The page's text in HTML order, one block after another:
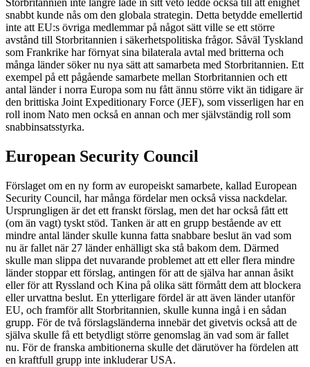
snabbt kunde nås om den globala strategin. Detta betydde emellertid
inte att EU:s övriga medlemmar på något sätt ville se ett större
avstånd till Storbritannien i säkerhetspolitiska frågor. Såväl Tyskland
som Frankrike har förnyat sina bilaterala avtal med britterna och
många länder söker nu nya sätt att samarbeta med Storbritannien. Ett
exempel på ett pågående samarbete mellan Storbritannien och ett
antal länder i norra Europa som nu fått ännu större vikt än tidigare är
den brittiska Joint Expeditionary Force (JEF), som visserligen har en
roll inom Nato men också en annan och mer självständig roll som
snabbinsatsstyrka.
European Security Council
Förslaget om en ny form av europeiskt samarbete, kallad European
Security Council, har många fördelar men också vissa nackdelar.
Ursprungligen är det ett franskt förslag, men det har också fått ett
(om än vagt) tyskt stöd. Tanken är att en grupp bestående av ett
mindre antal länder skulle kunna fatta snabbare beslut än vad som
nu är fallet när 27 länder enhälligt ska stå bakom dem. Därmed
skulle man slippa det nuvarande problemet att ett eller flera mindre
länder stoppar ett förslag, antingen för att de själva har annan åsikt
eller för att Ryssland och Kina på olika sätt förmått dem att blockera
eller urvattna beslut. En ytterligare fördel är att även länder utanför
EU, och framför allt Storbritannien, skulle kunna ingå i en sådan
grupp. För de två förslagsländerna innebär det givetvis också att de
själva skulle få ett betydligt större genomslag än vad som är fallet
nu. För de franska ambitionerna skulle det därutöver ha fördelen att
en kraftfull grupp inte inkluderar USA.